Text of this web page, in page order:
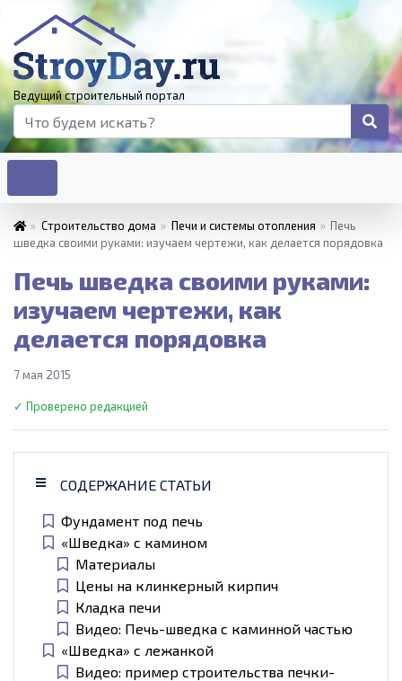
Ведущий строительный портал
» Строительство дома » Печи и системы отопления » Печь
шведка своими руками: изучаем чертежи, как делается порядовка
Печь шведка своими руками:
изучаем чертежи, как
делается порядовка
7 мая 2015
✓ Проверено редакцией
СОДЕРЖАНИЕ СТАТЬИ
Фундамент под печь
«Шведка» с камином
Материалы
Цены на клинкерный кирпич
Кладка печи
Видео: Печь-шведка с каминной частью
«Шведка» с лежанкой
Видео: пример строительства печки-